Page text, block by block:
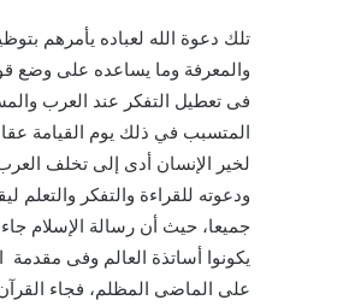
تلك دعوة الله لعباده يأمرهم
والمعرفة وما يساعده على وضع
فى تعطيل التفكر عند العرب
المتسبب في ذلك يوم القيامة
لخير الإنسان أدى إلى تخلف
ودعوته للقراءة والتفكر والتعلم
جميعا، حيث أن رسالة الإسلام
يكونوا أساتذة العالم وفى مقدمة
على الماضى المظلم، فجاء القرآن
00